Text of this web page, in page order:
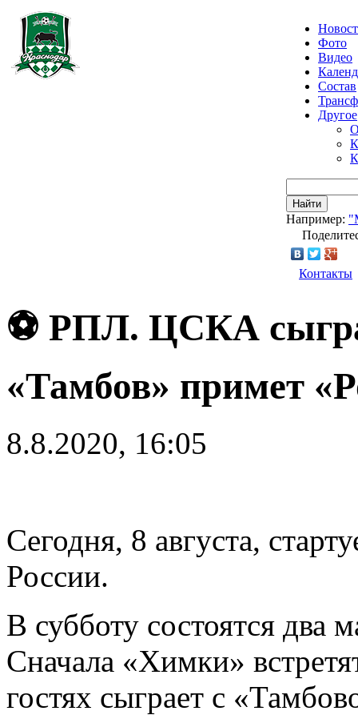
Фото
Видео
Состав
Другое
Найти
Например:
Контакты
⚽ РПЛ. ЦСКА
«Тамбов» примет
8.8.2020, 16:05
Сегодня, 8 августа,
России.
В субботу состоятся два
Сначала «Химки»
гостях сыграет с